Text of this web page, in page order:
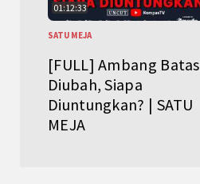
01:12:33
SATU MEJA
[FULL] Ambang Batas
Diubah, Siapa
Diuntungkan? | SATU
MEJA